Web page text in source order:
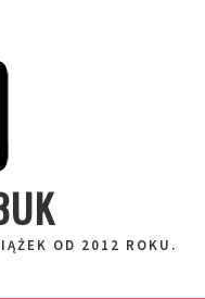
OD 2012 ROKU.